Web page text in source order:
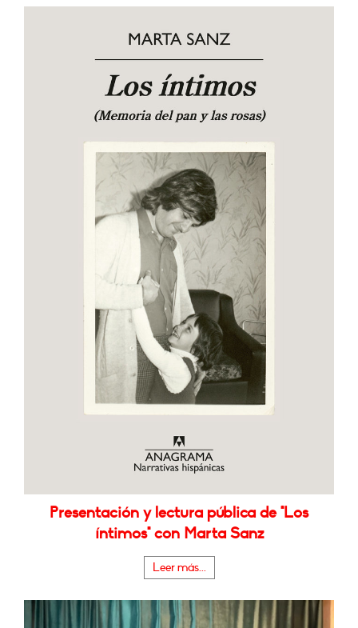
Presentación y lectura pública de "Los
íntimos" con Marta Sanz
Leer más...